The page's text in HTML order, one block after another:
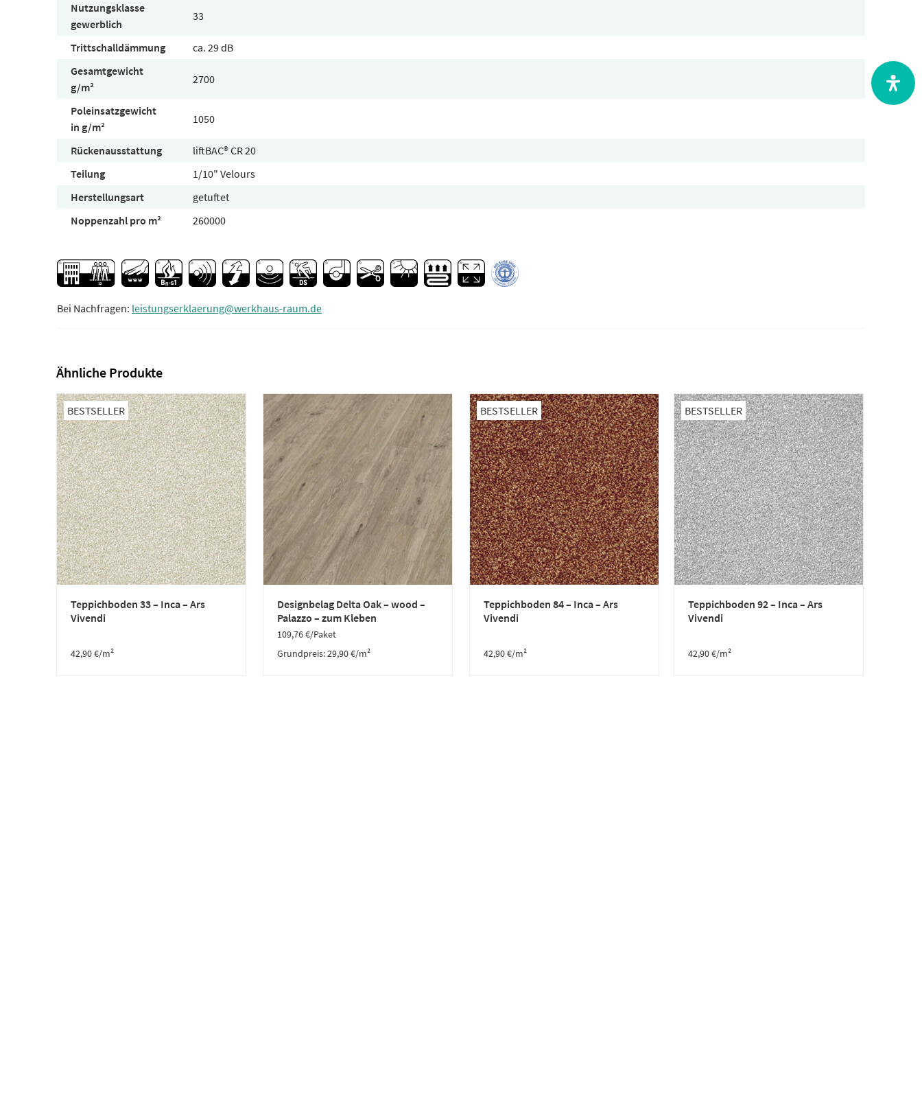
Nutzungsklasse
gewerblich
33
Trittschalldämmung
ca. 29 dB
Gesamtgewicht
g/m²
2700
Poleinsatzgewicht
in g/m²
1050
Rückenausstattung
liftBAC® CR 20
Teilung
1/10" Velours
Herstellungsart
getuftet
Noppenzahl pro m²
260000
Bei Nachfragen: leistungserklaerung@werkhaus-raum.de
Ähnliche Produkte
BESTSELLER
Teppichboden 33 – Inca – Ars
Vivendi
42,90€/m²
Designbelag Delta Oak – wood –
Palazzo – zum Kleben
109,76€/Paket
Grundpreis:29,90€/m²
BESTSELLER
Teppichboden 84 – Inca – Ars
Vivendi
42,90€/m²
BESTSELLER
Teppichboden 92 – Inca – Ars
Vivendi
42,90€/m²